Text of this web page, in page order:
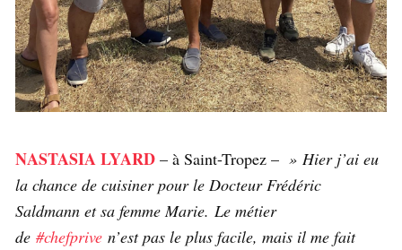
NASTASIA LYARD – à Saint-Tropez – » Hier j’ai eu
la chance de cuisiner pour le Docteur Frédéric
Saldmann et sa femme Marie. Le métier
de #chefprive n’est pas le plus facile, mais il me fait